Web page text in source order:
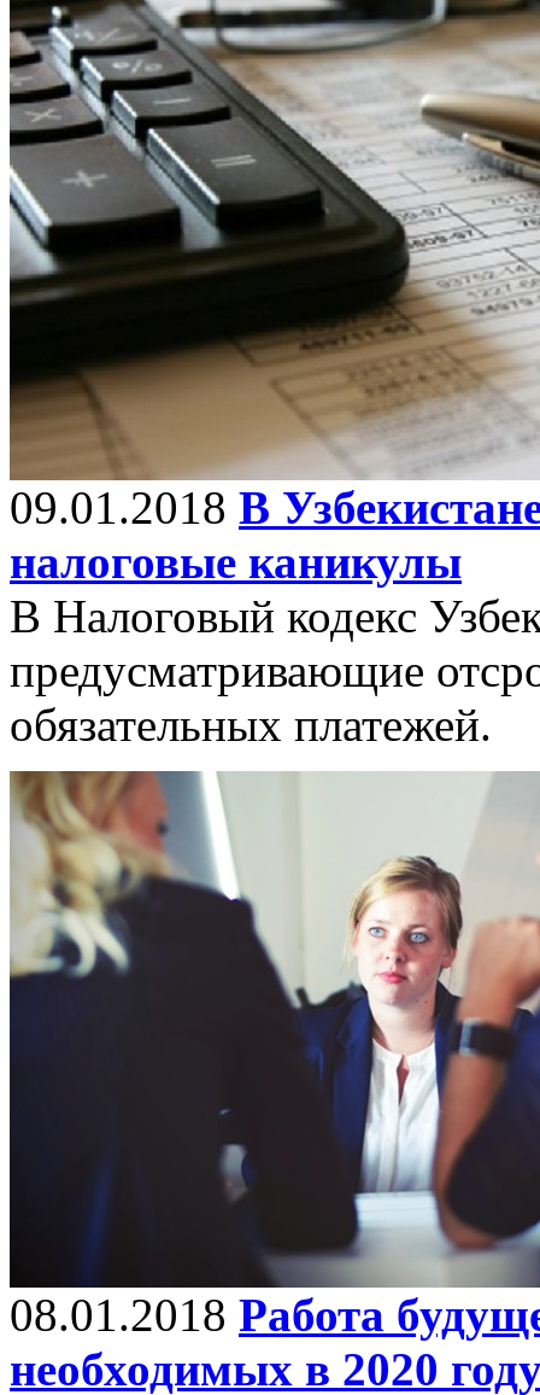
09.01.2018 В
налоговые каникулы
В Налоговый кодекс
предусматривающие
обязательных платежей.
08.01.2018 Работа
необходимых в 2020